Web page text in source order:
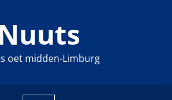
Nuuts
oet midden-Limburg